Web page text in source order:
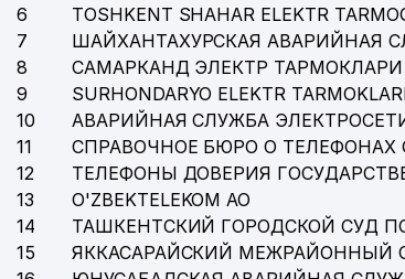
DELTA GLOBAL SOLUTIONS ООО
OOO Junior Transport
DAV ООО
GROSS АО СТРАХОВАЯ КОМПАНИЯ
ИНСТИТУТ ИСТОРИИ АКАДЕМИИ НАУК
ТОШШАХАРТРАНСХИЗМАТ АО
6
TOSHKENT SHAHAR ELEKTR
7
ШАЙХАНТАХУРСКАЯ АВАРИЙНАЯ
8
САМАРКАНД ЭЛЕКТР ТАРМОКЛАРИ
9
SURHONDARYO ELEKTR
10
АВАРИЙНАЯ СЛУЖБА
11
СПРАВОЧНОЕ БЮРО О ТЕЛЕФОНАХ
12
ТЕЛЕФОНЫ ДОВЕРИЯ
13
O'ZBEKTELEKOM АО
14
ТАШКЕНТСКИЙ ГОРОДСКОЙ СУД
15
ЯККАСАРАЙСКИЙ МЕЖРАЙОННЫЙ